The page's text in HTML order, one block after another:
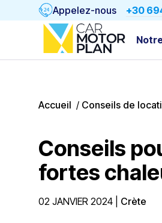
Appelez-nous +30
Accueil / Conseils de
Conseils
fortes
02 JANVIER 2024 Crète